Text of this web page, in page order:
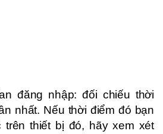
đăng nhập: đối chiếu thời
nhất. Nếu thời điểm đó bạn
trên thiết bị đó, hãy xem xét